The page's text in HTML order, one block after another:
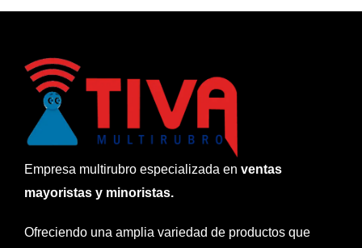
Empresa multirubro especializada en ventas
mayoristas y minoristas.
Ofreciendo una amplia variedad de productos que